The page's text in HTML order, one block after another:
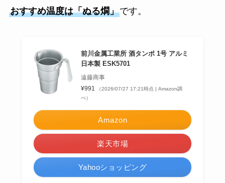
おすすめ温度は「ぬる燗」です。
前川金属工業所 酒タンポ 1号 アルミ
日本製 ESK5701
遠藤商事
¥991
（2026/07/27 17:21時点 | Amazon調
べ）
Amazon
楽天市場
Yahooショッピング